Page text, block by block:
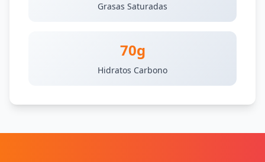
Grasas Saturadas
70g
Hidratos Carbono